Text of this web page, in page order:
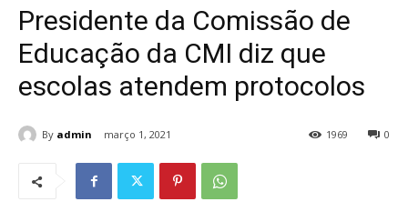
Presidente da Comissão de
Educação da CMI diz que
escolas atendem protocolos
By admin março 1, 2021 0
1969